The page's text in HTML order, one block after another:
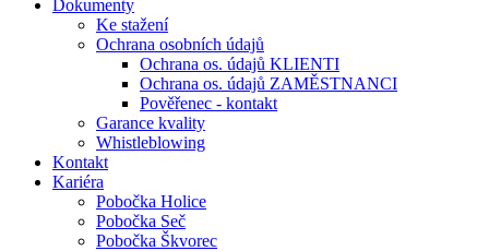
Dokumenty
Ke stažení
Ochrana osobních údajů
Ochrana os. údajů KLIENTI
Ochrana os. údajů ZAMĚSTNANCI
Pověřenec - kontakt
Garance kvality
Whistleblowing
Kontakt
Kariéra
Pobočka Holice
Pobočka Seč
Pobočka Škvorec